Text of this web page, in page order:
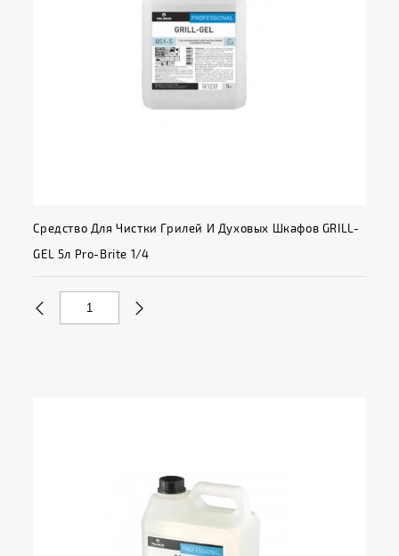
Средство Для Чистки Грилей И Духовых Шкафов GRILL-
GEL 5л Pro-Brite 1/4